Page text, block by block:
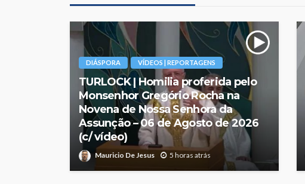
DIÁSPORA VÍDEOS | REPORTAGENS
TURLOCK | Homilia proferida pelo
Monsenhor Gregório Rocha na
Novena de Nossa Senhora da
Assunção – 06 de Agosto de 2026
(c/ vídeo)
Mauricio De Jesus 5 horas atrás